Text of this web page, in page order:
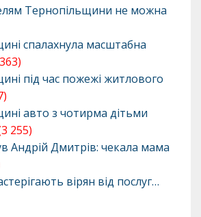
Тернопільщини не можна
спалахнула масштабна
під час пожежі житлового
авто з чотирма дітьми
255)
Андрій Дмитрів: чекала мама
вірян від послуг…